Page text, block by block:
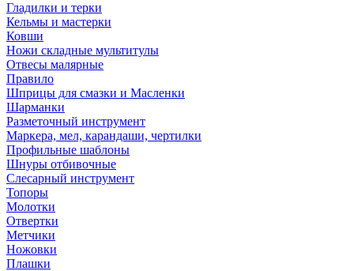
Гладилки и терки
Кельмы и мастерки
Ковши
Ножи складные мультитулы
Отвесы малярные
Правило
Шприцы для смазки и Масленки
Шарманки
Разметочный инструмент
Маркера, мел, карандаши, чертилки
Профильные шаблоны
Шнуры отбивочные
Слесарный инструмент
Топоры
Молотки
Отвертки
Метчики
Ножовки
Плашки